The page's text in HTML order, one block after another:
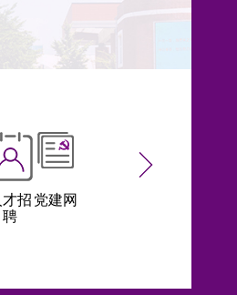
党建网工会生